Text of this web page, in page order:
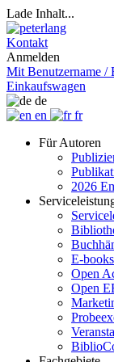
Lade Inhalt...
Kontakt
Anmelden
Mit Benutzername /
Einkaufswagen
de
en
fr
Für Autoren
2026
E-books
Open
Open